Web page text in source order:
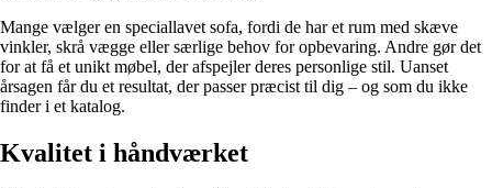
Mange vælger en speciallavet sofa, fordi de har et rum med skæve
vinkler, skrå vægge eller særlige behov for opbevaring. Andre gør det
for at få et unikt møbel, der afspejler deres personlige stil. Uanset
årsagen får du et resultat, der passer præcist til dig – og som du ikke
finder i et katalog.
Kvalitet i håndværket